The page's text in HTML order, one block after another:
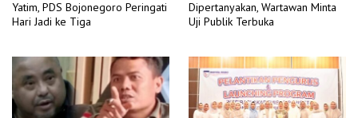
Yatim, PDS Bojonegoro Peringati
Hari Jadi ke Tiga
Dipertanyakan, Wartawan Minta
Uji Publik Terbuka